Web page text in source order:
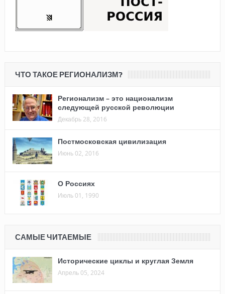
ЧТО ТАКОЕ РЕГИОНАЛИЗМ?
Регионализм – это национализм
следующей русской революции
Декабрь 28, 2016
Постмосковская цивилизация
Июнь 02, 2016
О Россиях
Июль 01, 1990
САМЫЕ ЧИТАЕМЫЕ
Исторические циклы и круглая Земля
Апрель 05, 2024